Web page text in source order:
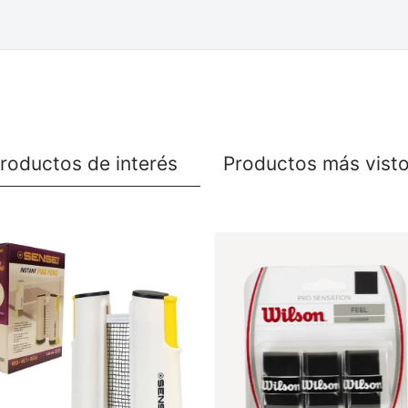
de interés Productos más